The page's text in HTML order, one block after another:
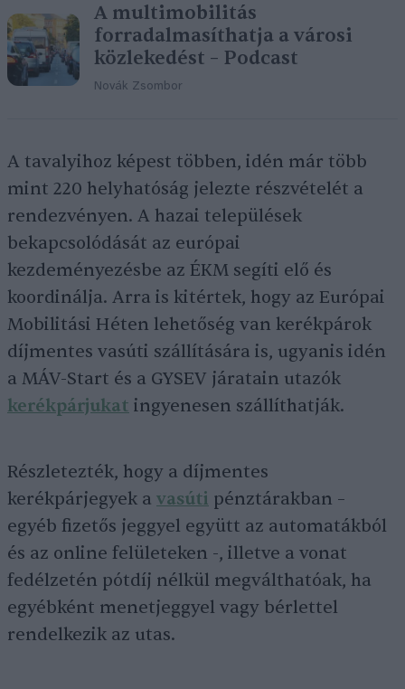
A multimobilitás
forradalmasíthatja a városi
közlekedést – Podcast
Novák Zsombor
A tavalyihoz képest többen, idén már több
mint 220 helyhatóság jelezte részvételét a
rendezvényen. A hazai települések
bekapcsolódását az európai
kezdeményezésbe az ÉKM segíti elő és
koordinálja. Arra is kitértek, hogy az Európai
Mobilitási Héten lehetőség van kerékpárok
díjmentes vasúti szállítására is, ugyanis idén
a MÁV-Start és a GYSEV járatain utazók
kerékpárjukat ingyenesen szállíthatják.
Részletezték, hogy a díjmentes
kerékpárjegyek a vasúti pénztárakban –
egyéb fizetős jeggyel együtt az automatákból
és az online felületeken -, illetve a vonat
fedélzetén pótdíj nélkül megválthatóak, ha
egyébként menetjeggyel vagy bérlettel
rendelkezik az utas.